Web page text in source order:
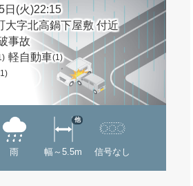
日(火)22:15
大字北高鍋下屋敷 付近
事故
軽自動車(1)
雨 幅～5.5m
他
信号なし